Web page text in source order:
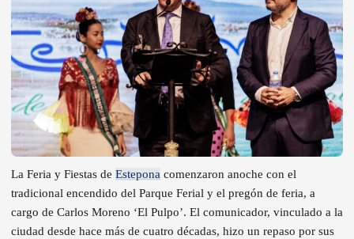
La Feria y Fiestas de Estepona comenzaron anoche con el
tradicional encendido del Parque Ferial y el pregón de feria, a
cargo de Carlos Moreno ‘El Pulpo’. El comunicador, vinculado a la
ciudad desde hace más de cuatro décadas, hizo un repaso por sus